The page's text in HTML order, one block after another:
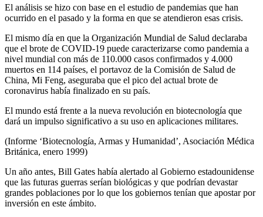
El análisis se hizo con base en el estudio de pandemias que han
ocurrido en el pasado y la forma en que se atendieron esas crisis.
El mismo día en que la Organización Mundial de Salud declaraba
que el brote de COVID-19 puede caracterizarse como pandemia a
nivel mundial con más de 110.000 casos confirmados y 4.000
muertos en 114 países, el portavoz de la Comisión de Salud de
China, Mi Feng, aseguraba que el pico del actual brote de
coronavirus había finalizado en su país.
El mundo está frente a la nueva revolución en biotecnología que
dará un impulso significativo a su uso en aplicaciones militares.
(Informe ‘Biotecnología, Armas y Humanidad’, Asociación Médica
Británica, enero 1999)
Un año antes, Bill Gates había alertado al Gobierno estadounidense
que las futuras guerras serían biológicas y que podrían devastar
grandes poblaciones por lo que los gobiernos tenían que apostar por
inversión en este ámbito.